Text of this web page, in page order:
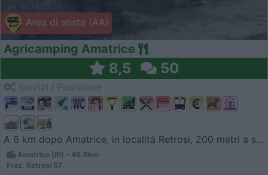
Area di sosta (AA)
Agricamping Amatrice
8,5 50
A 6 km dopo Amatrice, in località Retrosi, 200 metri a s...
Amatrice (RI) - 49.6km
Fraz. Retrosi 57